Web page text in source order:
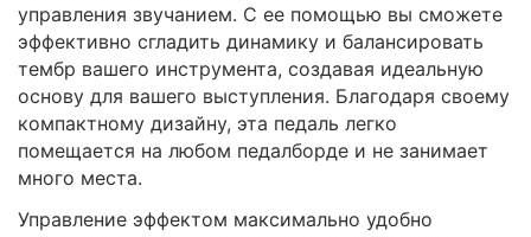
управления звучанием. С ее помощью вы сможете
эффективно сгладить динамику и балансировать
тембр вашего инструмента, создавая идеальную
основу для вашего выступления. Благодаря своему
компактному дизайну, эта педаль легко
помещается на любом педалборде и не занимает
много места.
Управление эффектом максимально удобно